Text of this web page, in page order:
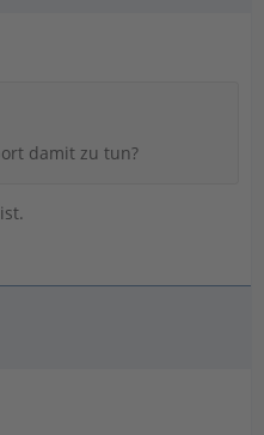
damit zu tun?